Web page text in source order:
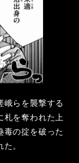
峨らを襲撃する
札を奪われた上
毒の掟を破った
。